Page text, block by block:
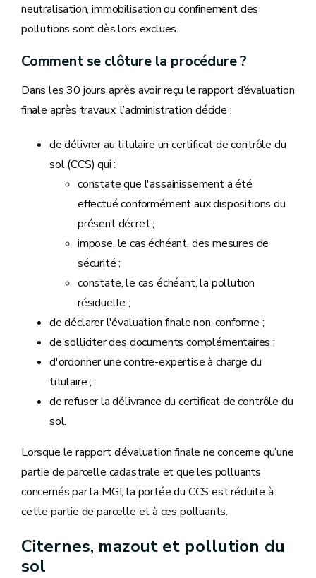
neutralisation, immobilisation ou confinement des
pollutions sont dès lors exclues.
Comment se clôture la procédure ?
Dans les 30 jours après avoir reçu le rapport d’évaluation
finale après travaux, l’administration décide :
de délivrer au titulaire un certificat de contrôle du
sol (CCS) qui :
constate que l'assainissement a été
effectué conformément aux dispositions du
présent décret ;
impose, le cas échéant, des mesures de
sécurité ;
constate, le cas échéant, la pollution
résiduelle ;
de déclarer l'évaluation finale non-conforme ;
de solliciter des documents complémentaires ;
d'ordonner une contre-expertise à charge du
titulaire ;
de refuser la délivrance du certificat de contrôle du
sol.
Lorsque le rapport d’évaluation finale ne concerne qu’une
partie de parcelle cadastrale et que les polluants
concernés par la MGI, la portée du CCS est réduite à
cette partie de parcelle et à ces polluants.
Citernes, mazout et pollution du
sol